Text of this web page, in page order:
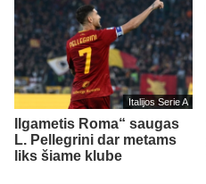
Italijos Serie A
Ilgametis Roma“ saugas
L. Pellegrini dar metams
liks šiame klube